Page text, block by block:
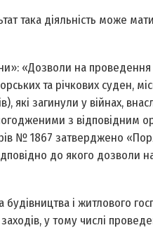
така діяльність може
«Дозволи на
та річкових суден,
загинули у війнах,
з відповідним
№ 1867 затверджено
до якого дозволи
і житлового
у тому числі